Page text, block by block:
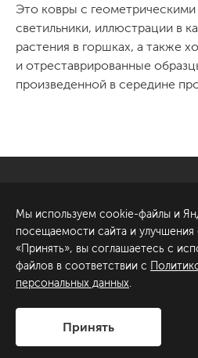
Это ковры с
светильники, иллюстрации в
растения в горшках, а также
и отреставрированные
произведенной в середине
ул. Академика Павлова, 6
к1
+7 (812) 200-95-55
Сделано в
Мы используем cookie-файлы и
посещаемости сайта и
«Принять», вы соглашаетесь с
файлов в соответствии с
персональных данных.
Принять